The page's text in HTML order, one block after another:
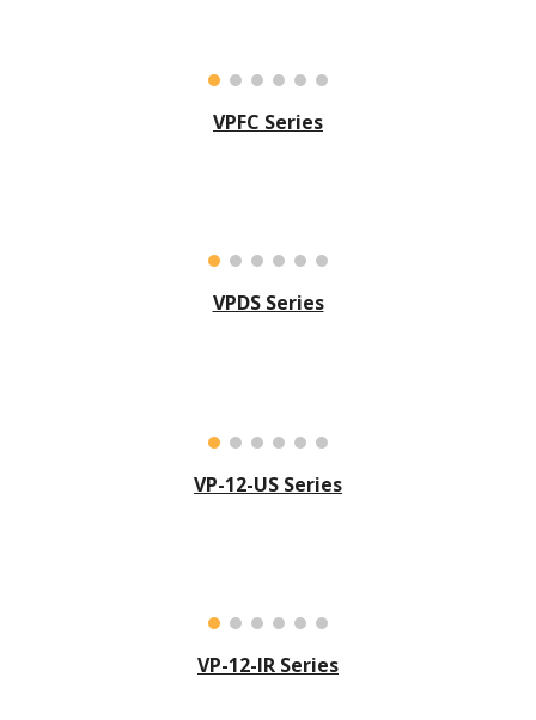
VPFC Series
VPDS Series
VP-12-US Series
VP-12-IR Series